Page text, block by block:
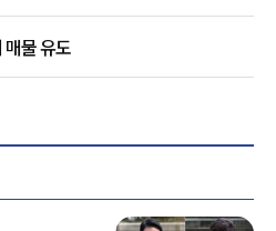
매물 유도